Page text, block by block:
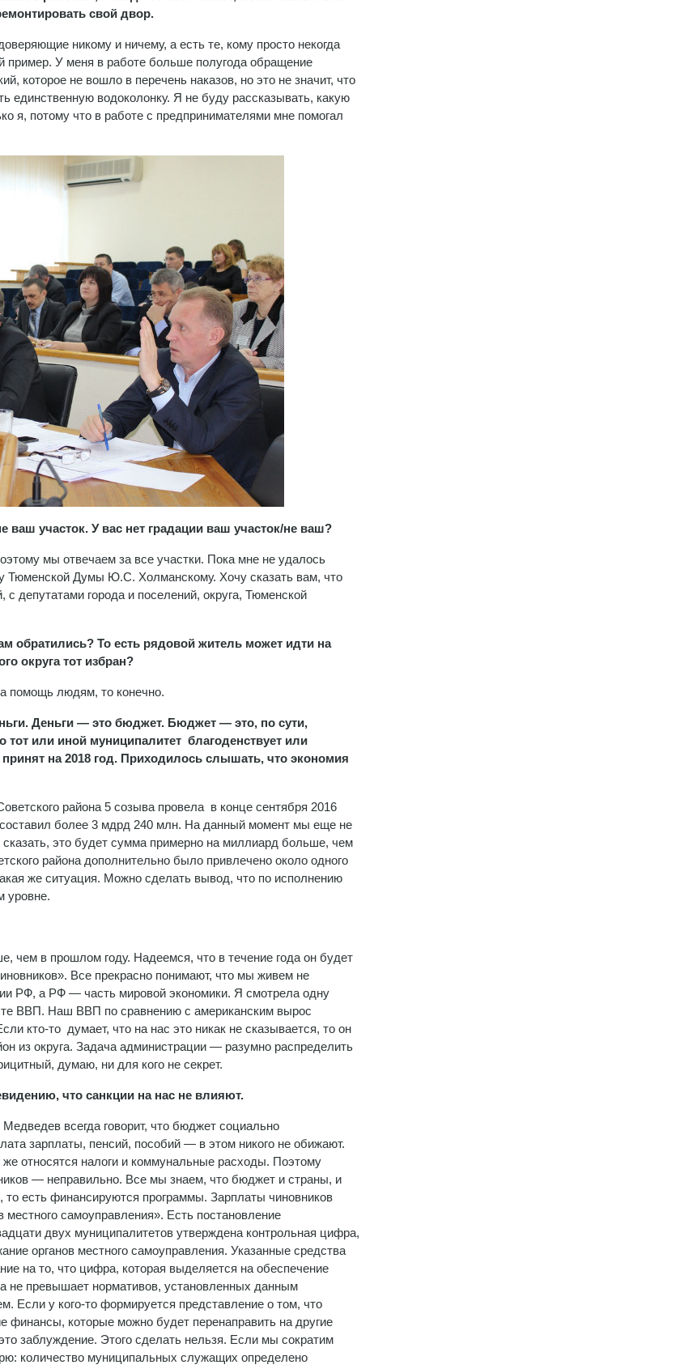
свой двор.
никому и ничему, а есть те, кому просто некогда
У меня в работе больше полугода обращение
которое не вошло в перечень наказов, но это не значит, что
водоколонку. Я не буду рассказывать, какую
я, потому что в работе с предпринимателями мне помогал
участок. У вас нет градации ваш участок/не ваш?
мы отвечаем за все участки. Пока мне не удалось
Тюменской Думы Ю.С. Холманскому. Хочу сказать вам, что
депутатами города и поселений, округа, Тюменской
обратились? То есть рядовой житель может идти на
округа тот избран?
помощь людям, то конечно.
Деньги — это бюджет. Бюджет — это, по сути,
тот или иной муниципалитет благоденствует или
на 2018 год. Приходилось слышать, что экономия
района 5 созыва провела в конце сентября 2016
более 3 мдрд 240 млн. На данный момент мы еще не
это будет сумма примерно на миллиард больше, чем
района дополнительно было привлечено около одного
же ситуация. Можно сделать вывод, что по исполнению
уровне.
в прошлом году. Надеемся, что в течение года он будет
Все прекрасно понимают, что мы живем не
РФ, а РФ — часть мировой экономики. Я смотрела одну
ВВП. Наш ВВП по сравнению с американским вырос
кто-то думает, что на нас это никак не сказывается, то он
из округа. Задача администрации — разумно распределить
думаю, ни для кого не секрет.
что санкции на нас не влияют.
всегда говорит, что бюджет социально
зарплаты, пенсий, пособий — в этом никого не обижают.
относятся налоги и коммунальные расходы. Поэтому
— неправильно. Все мы знаем, что бюджет и страны, и
то есть финансируются программы. Зарплаты чиновников
самоуправления». Есть постановление
двух муниципалитетов утверждена контрольная цифра,
органов местного самоуправления. Указанные средства
на то, что цифра, которая выделяется на обеспечение
не превышает нормативов, установленных данным
Если у кого-то формируется представление о том, что
финансы, которые можно будет перенаправить на другие
заблуждение. Этого сделать нельзя. Если мы сократим
количество муниципальных служащих определено